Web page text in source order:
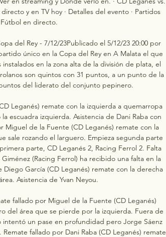
y en TV hoy · Detalles del evento · Partidos
en directo.
del Rey - 7/12/23Publicado el 5/12/23 20:00 por
único en la Copa del Rey en A Malata el que
en la zona alta de la división de plata, el
son quintos con 31 puntos, a un punto de la
del liderato del conjunto pepinero.
Leganés) remate con la izquierda a quemarropa
escuadra izquierda. Asistencia de Dani Raba con
Miguel de la Fuente (CD Leganés) remate con la
sale rozando el larguero. Empieza segunda parte
parte, CD Leganés 2, Racing Ferrol 2. Falta
(Racing Ferrol) ha recibido una falta en la
Diego García (CD Leganés) remate con la derecha
Asistencia de Yvan Neyou.
fallado por Miguel de la Fuente (CD Leganés)
del área que se pierde por la izquierda. Fuera de
intentó un pase en profundidad pero Jorge Sáenz
fallado por Dani Raba (CD Leganés) remate